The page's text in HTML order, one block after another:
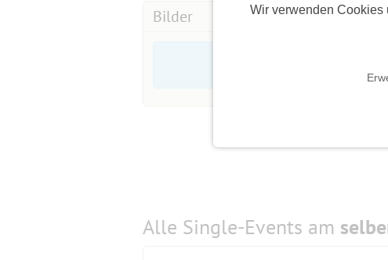
Wir verwenden Cookies
Bilder
Alle Single-Events am